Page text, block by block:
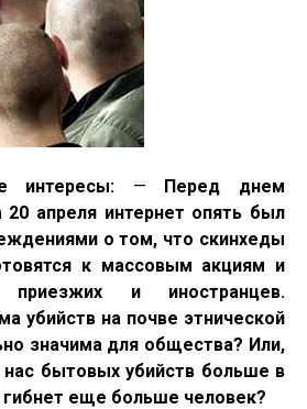
интересы: — Перед днем
20 апреля интернет опять был
о том, что скинхеды
к массовым акциям и
и иностранцев.
убийств на почве этнической
значима для общества? Или,
нас бытовых убийств больше в
гибнет еще больше человек?